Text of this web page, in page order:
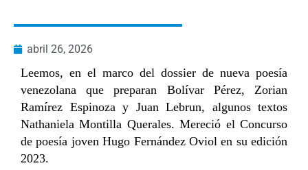
abril 26, 2026
Leemos, en el marco del dossier de nueva poesía
venezolana que preparan Bolívar Pérez, Zorian
Ramírez Espinoza y Juan Lebrun, algunos textos
Nathaniela Montilla Querales. Mereció el Concurso
de poesía joven Hugo Fernández Oviol en su edición
2023.